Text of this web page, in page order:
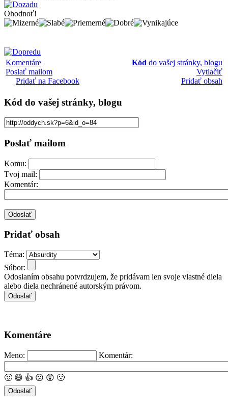
Ohodnoť!
Komentáre
Poslať mailom
Pridať na Facebook
Kód do vašej stránky, blogu
Vytlačiť
Pridať obsah
Kód do vašej stránky, blogu
Poslať mailom
Komu:
Tvoj mail:
Komentár:
Pridať obsah
Téma:
Súbor:
Odoslaním obsahu potvrdzujem, že pridávam len svoje vlastné diela
alebo diela nechránené autorským právom.
Komentáre
Meno: Komentár:
🙂 😄 👍 😕 😲 🙁